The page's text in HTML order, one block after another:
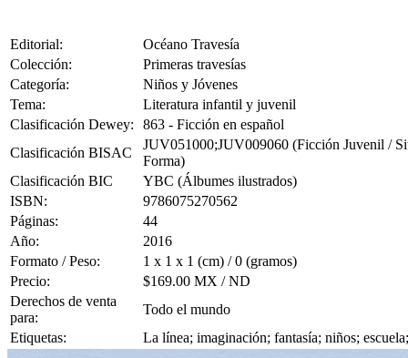
Editorial:
Océano Travesía
Colección:
Primeras travesías
Categoría:
Niños y Jóvenes
Tema:
Literatura infantil y juvenil
Clasificación Dewey:
863 - Ficción en español
Clasificación BISAC
JUV051000;JUV009060 (Ficción Juvenil /
Forma)
Clasificación BIC
YBC (Álbumes ilustrados)
ISBN:
9786075270562
Páginas:
44
Año:
2016
Formato / Peso:
1 x 1 x 1 (cm) / 0 (gramos)
Precio:
$169.00 MX / ND
Derechos de venta
para:
Todo el mundo
Etiquetas:
La línea; imaginación; fantasía; niños;